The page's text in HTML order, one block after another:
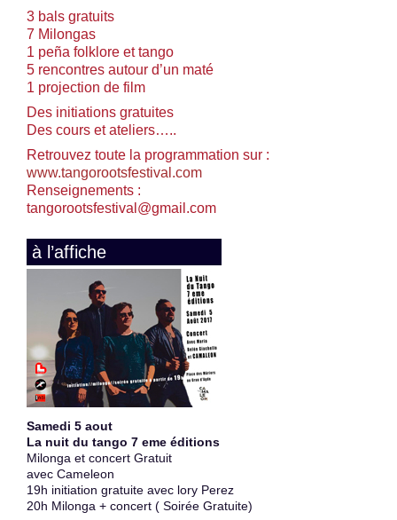
3 bals gratuits
7 Milongas
1 peña folklore et tango
5 rencontres autour d’un maté
1 projection de film
Des initiations gratuites
Des cours et ateliers…..
Retrouvez toute la programmation sur :
www.tangorootsfestival.com
Renseignements :
tangorootsfestival@gmail.com
à l’affiche
Samedi 5 aout
La nuit du tango 7 eme éditions
Milonga et concert Gratuit
avec Cameleon
19h initiation gratuite avec lory Perez
20h Milonga + concert ( Soirée Gratuite)